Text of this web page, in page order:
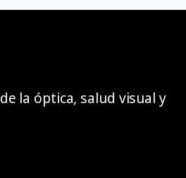
de la óptica, salud visual y